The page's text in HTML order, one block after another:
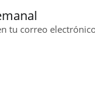
tu correo